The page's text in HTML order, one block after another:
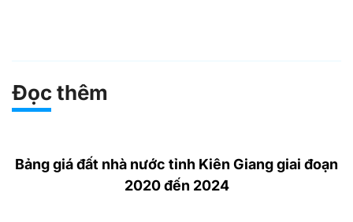
Đọc thêm
Bảng giá đất nhà nước tỉnh Kiên Giang giai đoạn
2020 đến 2024